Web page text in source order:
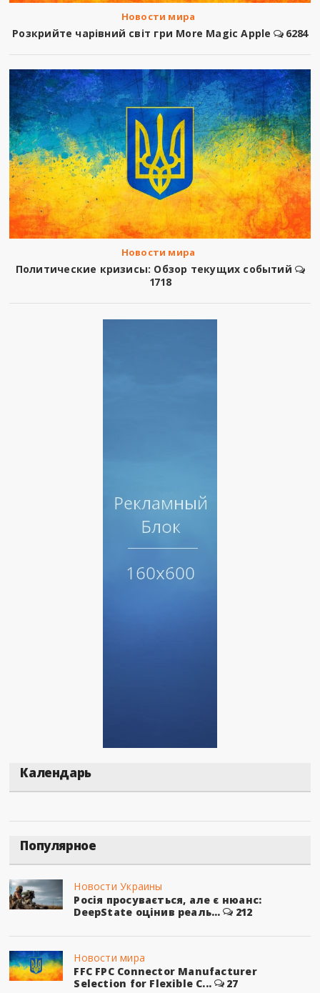
Новости мира
Розкрийте чарівний світ гри More Magic Apple 6284
Новости мира
Политические кризисы: Обзор текущих событий
1718
Календарь
Популярное
Новости Украины
Росія просувається, але є нюанс:
DeepState оцінив реаль...
212
Новости мира
FFC FPC Connector Manufacturer
Selection for Flexible C...
27